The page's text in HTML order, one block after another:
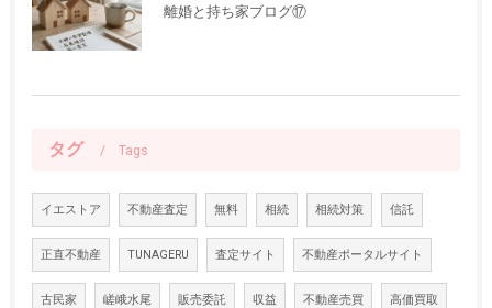
離婚と持ち家ブログ⑰
タグ Tags
イエストア 不動産査定 無料 相続 相続対策 信託
正直不動産 TUNAGERU 査定サイト 不動産ポータルサイト
古民家 嵯峨水尾 販売委託 収益 不動産売買 高価買取